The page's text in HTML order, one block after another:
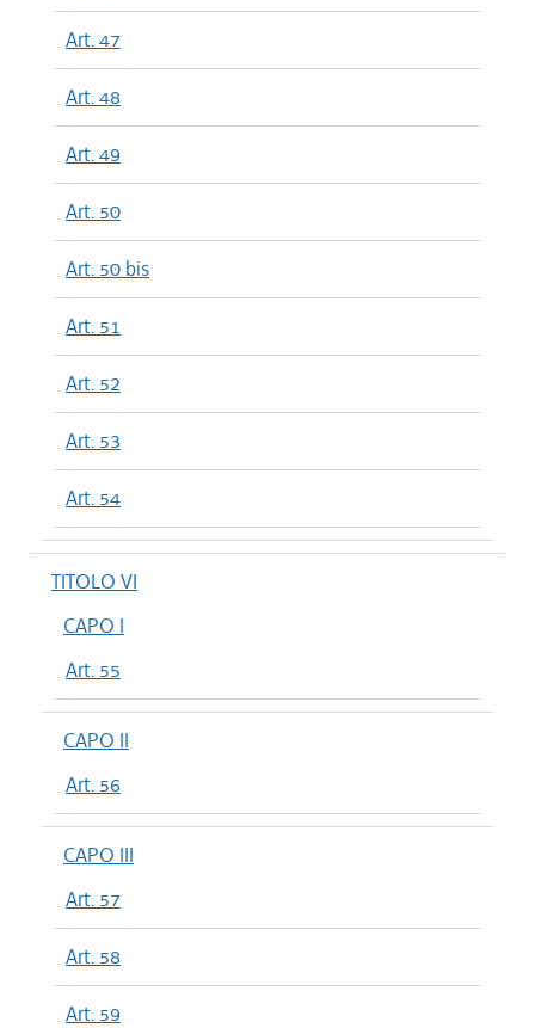
Art. 47
Art. 48
Art. 49
Art. 50
Art. 50 bis
Art. 51
Art. 52
Art. 53
Art. 54
TITOLO VI
CAPO I
Art. 55
CAPO II
Art. 56
CAPO III
Art. 57
Art. 58
Art. 59